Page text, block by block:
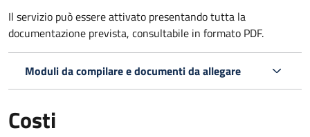
Il servizio può essere attivato presentando tutta la
documentazione prevista, consultabile in formato PDF.
Moduli da compilare e documenti da allegare
Costi